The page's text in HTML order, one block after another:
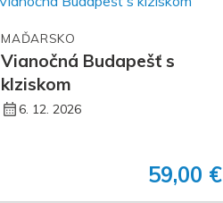
MAĎARSKO
Vianočná Budapešť s
klziskom
6. 12. 2026
59,00 €